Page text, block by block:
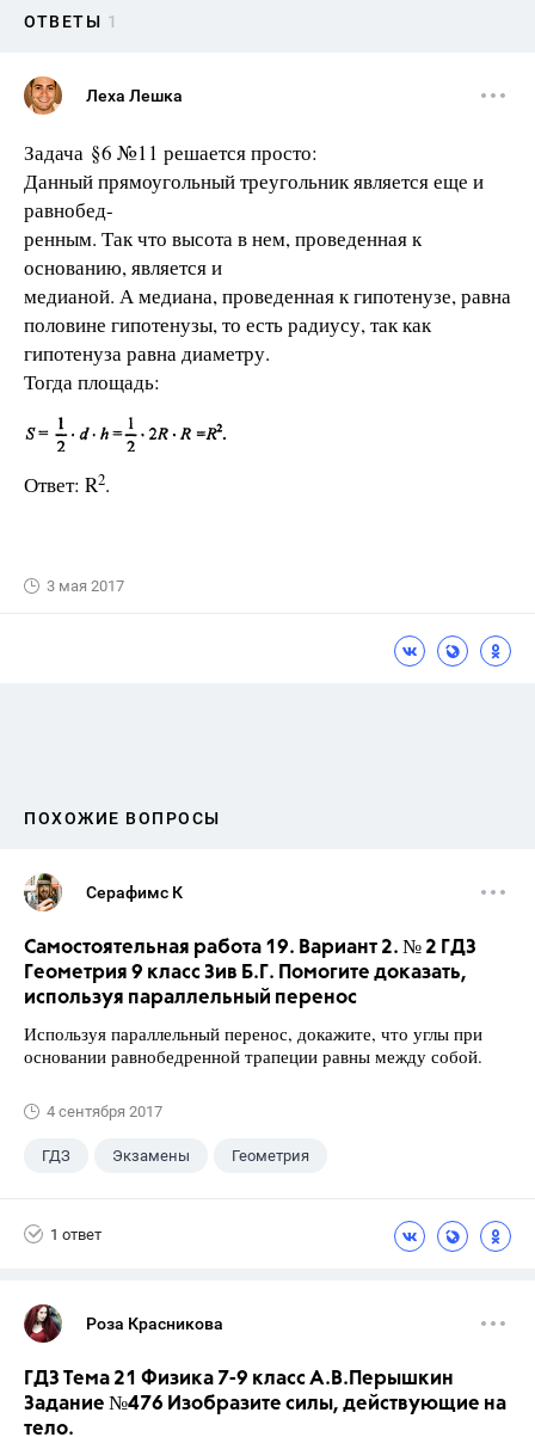
ОТВЕТЫ 1
Леха Лешка
Задача §6 №11 решается просто:
Данный прямоугольный треугольник является еще и
равнобед-
ренным. Так что высота в нем, проведенная к
основанию, является и
медианой. А медиана, проведенная к гипотенузе, равна
половине гипотенузы, то есть радиусу, так как
гипотенуза равна диаметру.
Тогда площадь:
Ответ: R2.
3 мая 2017
ПОХОЖИЕ ВОПРОСЫ
Серафимс К
Самостоятельная работа 19. Вариант 2. № 2 ГДЗ
Геометрия 9 класс Зив Б.Г. Помогите доказать,
используя параллельный перенос
Используя параллельный перенос, докажите, что углы при
основании равнобедренной трапеции равны между собой.
4 сентября 2017
ГДЗ Экзамены Геометрия
1 ответ
Роза Красникова
ГДЗ Тема 21 Физика 7-9 класс А.В.Перышкин
Задание №476 Изобразите силы, действующие на
тело.